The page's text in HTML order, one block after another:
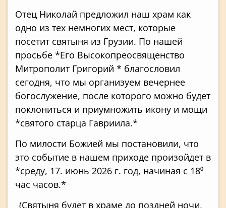
Отец Николай предложил наш храм как
одно из тех немногих мест, которые
посетит святыня из Грузии. По нашей
просьбе *Его Высокопреосвященство
Митрополит Григорий * благословил
сегодня, что мы организуем вечернее
богослужение, после которого можно будет
поклониться и приумножить икону и мощи
*святого старца Гавриила.*
По милости Божией мы постановили, что
это событие в нашем приходе произойдет в
*среду, 17. июнь 2026 г. год, начиная с 18⁰
час часов.*
_(Святыня будет в храме до поздней ночи,